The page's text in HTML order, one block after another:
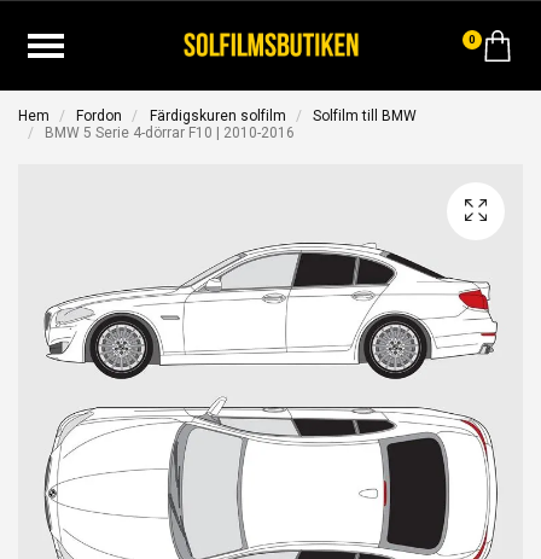
0
Hem Fordon Färdigskuren solfilm
Solfilm till BMW
BMW 5 Serie 4-dörrar F10 | 2010-2016